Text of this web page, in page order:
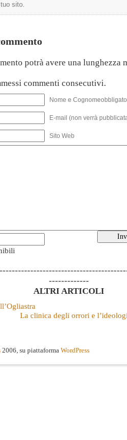
sito.
potrà avere una lunghezza
commenti consecutivi.
Nome e
E-mail (non verrà
Sito Web
-------------
ALTRI ARTICOLI
La clinica degli orrori e
2006, su piattaforma WordPress